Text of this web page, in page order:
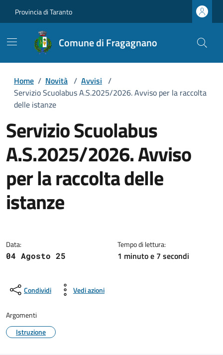
Provincia di Taranto
Comune di Fragagnano
Home / Novità / Avvisi /
Servizio Scuolabus A.S.2025/2026. Avviso per la raccolta
delle istanze
Servizio Scuolabus
A.S.2025/2026. Avviso
per la raccolta delle
istanze
Data:
04 Agosto 25
Tempo di lettura:
1 minuto e 7 secondi
Condividi Vedi azioni
Argomenti
Istruzione